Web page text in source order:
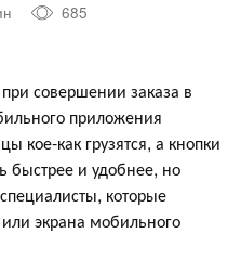
685
совершении заказа в
приложения
кое-как грузятся, а кнопки
быстрее и удобнее, но
которые
или экрана мобильного